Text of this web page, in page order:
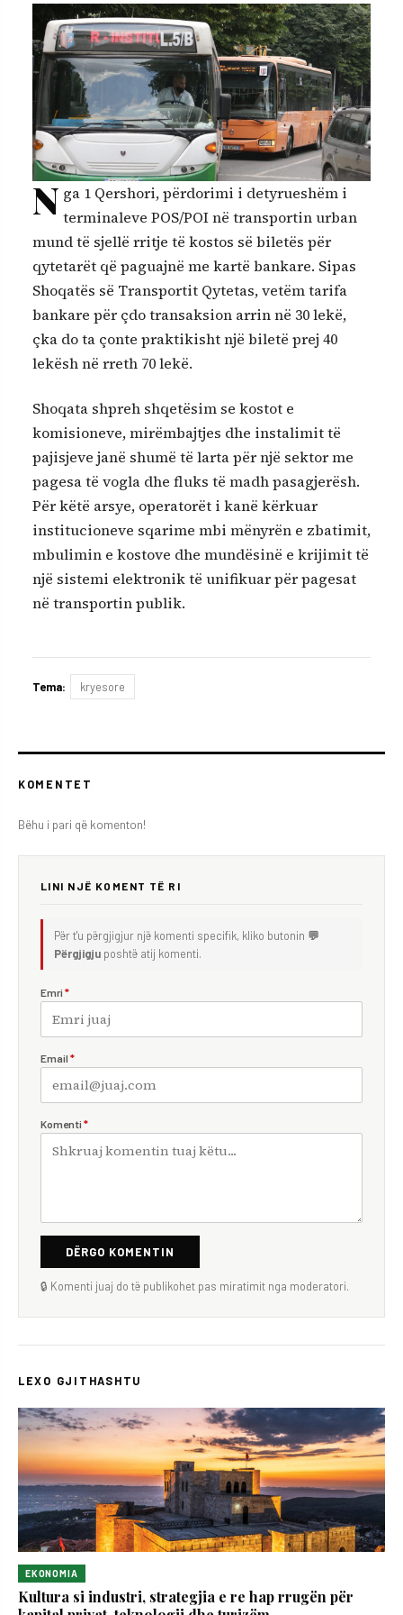
N ga 1 Qershori, përdorimi i detyrueshëm i
terminaleve POS/POI në transportin urban
mund të sjellë rritje të kostos së biletës për
qytetarët që paguajnë me kartë bankare. Sipas
Shoqatës së Transportit Qytetas, vetëm tarifa
bankare për çdo transaksion arrin në 30 lekë,
çka do ta çonte praktikisht një biletë prej 40
lekësh në rreth 70 lekë.
Shoqata shpreh shqetësim se kostot e
komisioneve, mirëmbajtjes dhe instalimit të
pajisjeve janë shumë të larta për një sektor me
pagesa të vogla dhe fluks të madh pasagjerësh.
Për këtë arsye, operatorët i kanë kërkuar
institucioneve sqarime mbi mënyrën e zbatimit,
mbulimin e kostove dhe mundësinë e krijimit të
një sistemi elektronik të unifikuar për pagesat
në transportin publik.
Tema: kryesore
KOMENTET
Bëhu i pari që komenton!
LINI NJË KOMENT TË RI
Për t'u përgjigjur një komenti specifik, kliko butonin 💬
Përgjigju poshtë atij komenti.
Emri *
Email *
Komenti *
DËRGO KOMENTIN
🔒 Komenti juaj do të publikohet pas miratimit nga moderatori.
LEXO GJITHASHTU
EKONOMIA
Kultura si industri, strategjia e re hap rrugën për